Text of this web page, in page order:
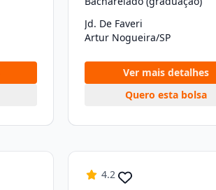
Jd. De Faveri
Artur Nogueira/SP
Ver mais detalhes
Quero esta bolsa
4.2